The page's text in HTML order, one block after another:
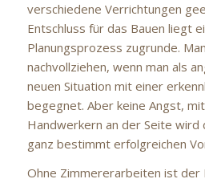
verschiedene Verrichtungen
Entschluss für das Bauen liegt
Planungsprozess zugrunde.
nachvollziehen, wenn man als
neuen Situation mit einer
begegnet. Aber keine Angst,
Handwerkern an der Seite wird
ganz bestimmt erfolgreichen
Ohne Zimmererarbeiten ist der